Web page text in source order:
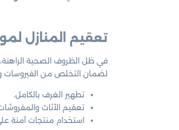
تعقيم المنازل
في ظل الظروف الصحية
لضمان التخلص من الفيروسات
تطهير الغرف بالكامل.
تعقيم الأثاث
استخدام منتجات آمنة